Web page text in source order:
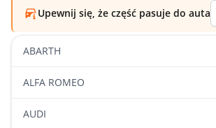
Upewnij się, że część pasuje do auta
ABARTH
ALFA ROMEO
AUDI